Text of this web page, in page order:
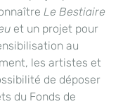
Le Bestiaire
et un projet pour
au
les artistes et
de déposer
du Fonds de